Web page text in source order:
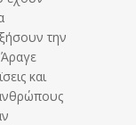
την
και